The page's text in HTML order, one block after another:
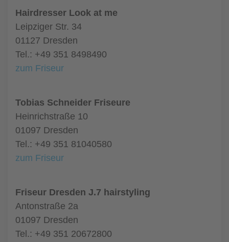
Hairdresser Look at me
Leipziger Str. 34
01127 Dresden
Tel.: +49 351 8498490
zum Friseur
Tobias Schneider Friseure
Heinrichstraße 10
01097 Dresden
Tel.: +49 351 81040580
zum Friseur
Friseur Dresden J.7 hairstyling
Antonstraße 2a
01097 Dresden
Tel.: +49 351 20672800